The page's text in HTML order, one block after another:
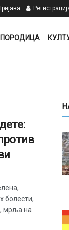
ПОРОДИЦА
болести,
мрља на